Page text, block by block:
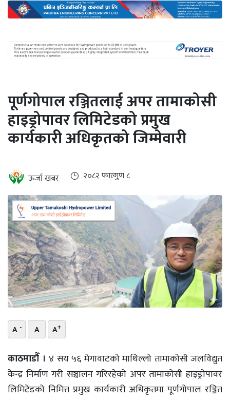
ऊर्जा
दक्षता
खबर
हरित
हाइड्रोजन
सम्पादकीय
बैंक
पर्यटन
भिडियो
छापा
खोज
ऊर्जा
विशेष
पूर्णगोपाल रञ्जितलाई अपर तामाकोसी
हाइड्रोपावर लिमिटेडको प्रमुख
कार्यकारी अधिकृतको जिम्मेवारी
ऊर्जा खबर २०८२ फाल्गुण ८
A - A A+
काठमाडौँ । ४ सय ५६ मेगावाटको माथिल्लो तामाकोसी जलविद्युत
केन्द्र निर्माण गरी सञ्चालन गरिरहेको अपर तामाकोसी हाइड्रोपावर
लिमिटेडको निमित्त प्रमुख कार्यकारी अधिकृतमा पूर्णगोपाल रञ्जित